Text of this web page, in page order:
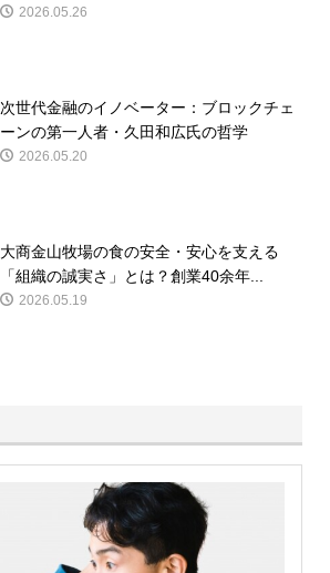
2026.05.26
次世代金融のイノベーター：ブロックチェ
ーンの第一人者・久田和広氏の哲学
2026.05.20
大商金山牧場の食の安全・安心を支える
「組織の誠実さ」とは？創業40余年...
2026.05.19